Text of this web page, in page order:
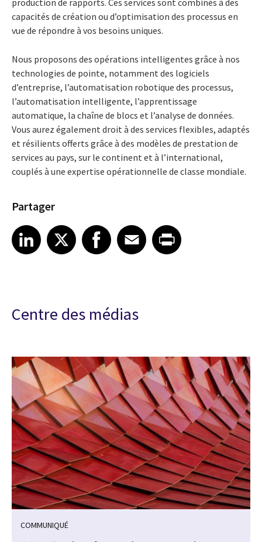
production de rapports. Ces services sont combinés à des
capacités de création ou d’optimisation des processus en
vue de répondre à vos besoins uniques.
Nous proposons des opérations intelligentes grâce à nos
technologies de pointe, notamment des logiciels
d’entreprise, l’automatisation robotique des processus,
l’automatisation intelligente, l’apprentissage
automatique, la chaîne de blocs et l’analyse de données.
Vous aurez également droit à des services flexibles, adaptés
et résilients offerts grâce à des modèles de prestation de
services au pays, sur le continent et à l’international,
couplés à une expertise opérationnelle de classe mondiale.
Partager
Share article on LinkedIn
LinkedIn
Share article on XShare article on Facebook
Facebook
Share article on Email
EmailShare article on Print
Centre des médias
COMMUNIQUÉ